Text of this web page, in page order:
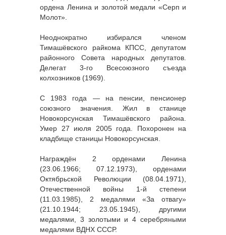
ордена Ленина и золотой медали «Серп и
Молот».
Неоднократно избирался членом
Тимашёвского райкома КПСС, депутатом
районного Совета народных депутатов.
Делегат 3-го Всесоюзного съезда
колхозников (1969).
С 1983 года — на пенсии, пенсионер
союзного значения. Жил в станице
Новокорсунская Тимашёвского района.
Умер 27 июля 2005 года. Похоронен на
кладбище станицы Новокорсунская.
Награждён 2 орденами Ленина
(23.06.1966; 07.12.1973), орденами
Октябрьской Революции (08.04.1971),
Отечественной войны 1-й степени
(11.03.1985), 2 медалями «За отвагу»
(21.10.1944; 23.05.1945), другими
медалями, 3 золотыми и 4 серебряными
медалями ВДНХ СССР.